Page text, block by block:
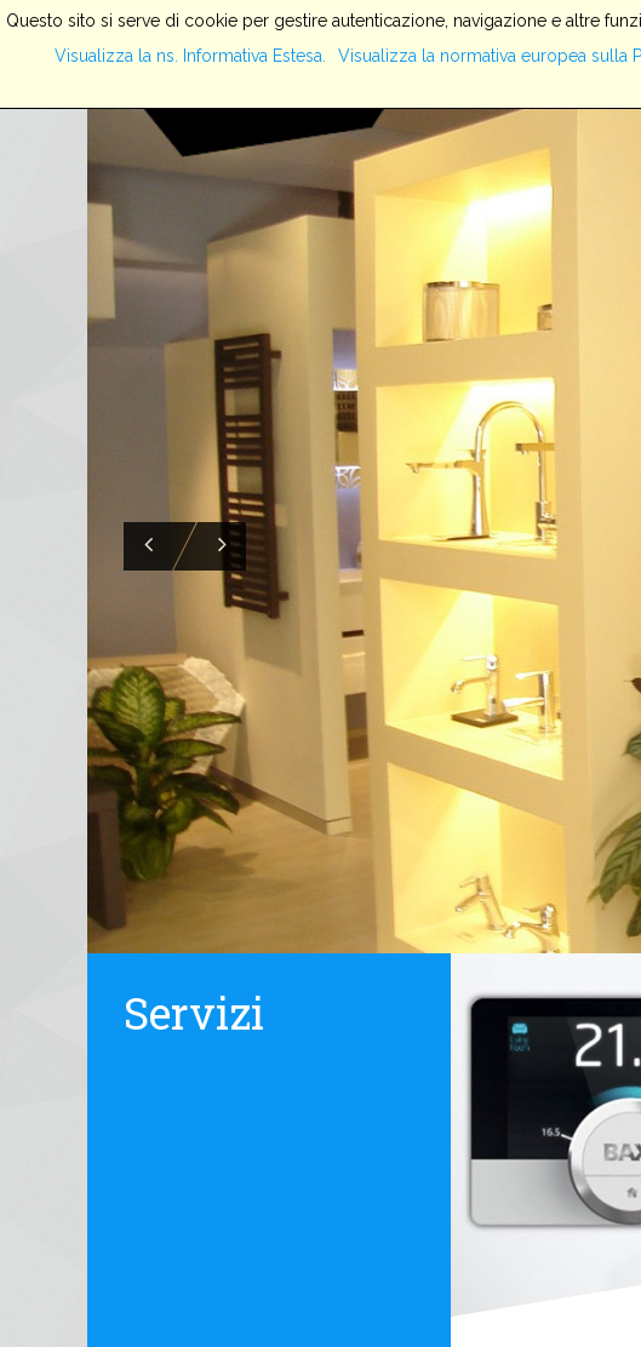
Servizi
Questo sito si serve di cookie per gestire autenticazione, navigazione e altre
Visualizza la ns. Informativa Estesa.
Visualizza la normativa europea sulla